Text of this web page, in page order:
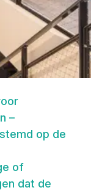
–
op de
of
dat de